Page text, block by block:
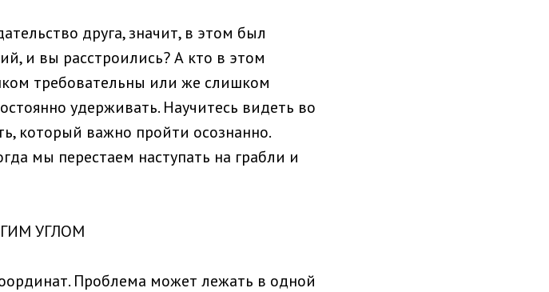
друга, значит, в этом был
и вы расстроились? А кто в этом
требовательны или же слишком
удерживать. Научитесь видеть во
который важно пройти осознанно.
мы перестаем наступать на грабли и
УГЛОМ
Проблема может лежать в одной